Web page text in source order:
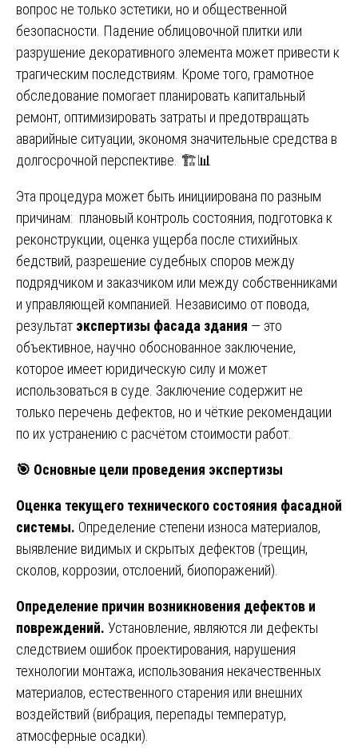
вопрос не только эстетики, но и общественной
безопасности. Падение облицовочной плитки или
разрушение декоративного элемента может привести к
трагическим последствиям. Кроме того, грамотное
обследование помогает планировать капитальный
ремонт, оптимизировать затраты и предотвращать
аварийные ситуации, экономя значительные средства в
долгосрочной перспективе. 🏗️📊
Эта процедура может быть инициирована по разным
причинам: плановый контроль состояния, подготовка к
реконструкции, оценка ущерба после стихийных
бедствий, разрешение судебных споров между
подрядчиком и заказчиком или между собственниками
и управляющей компанией. Независимо от повода,
результат экспертизы фасада здания — это
объективное, научно обоснованное заключение,
которое имеет юридическую силу и может
использоваться в суде. Заключение содержит не
только перечень дефектов, но и чёткие рекомендации
по их устранению с расчётом стоимости работ.
🎯 Основные цели проведения экспертизы
Оценка текущего технического состояния фасадной
системы. Определение степени износа материалов,
выявление видимых и скрытых дефектов (трещин,
сколов, коррозии, отслоений, биопоражений).
Определение причин возникновения дефектов и
повреждений. Установление, являются ли дефекты
следствием ошибок проектирования, нарушения
технологии монтажа, использования некачественных
материалов, естественного старения или внешних
воздействий (вибрация, перепады температур,
атмосферные осадки).